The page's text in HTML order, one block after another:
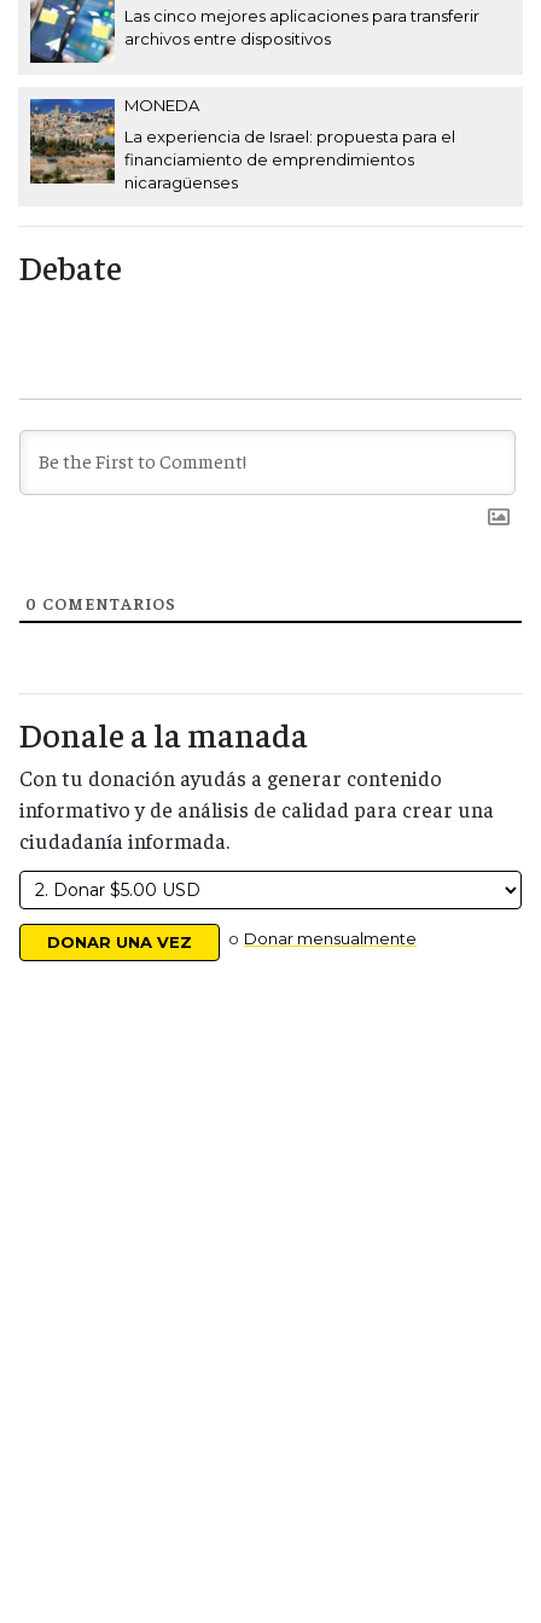
Las cinco mejores aplicaciones para transferir
archivos entre dispositivos
MONEDA
La experiencia de Israel: propuesta para el
financiamiento de emprendimientos
nicaragüenses
Debate
0 COMENTARIOS
Donale a la manada
Con tu donación ayudás a generar contenido
informativo y de análisis de calidad para crear una
ciudadanía informada.
o Donar mensualmente